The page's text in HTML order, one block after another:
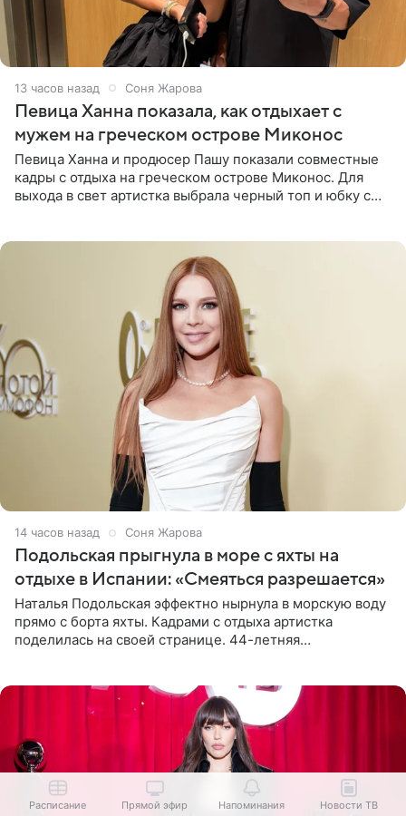
13 часов назад Соня Жарова
Певица Ханна показала, как отдыхает с
мужем на греческом острове Миконос
Певица Ханна и продюсер Пашу показали совместные
кадры с отдыха на греческом острове Миконос. Для
выхода в свет артистка выбрала черный топ и юбку с
14 часов назад Соня Жарова
Подольская прыгнула в море с яхты на
отдыхе в Испании: «Смеяться разрешается»
Наталья Подольская эффектно нырнула в морскую воду
прямо с борта яхты. Кадрами с отдыха артистка
поделилась на своей странице. 44-летняя
Расписание Прямой эфир Напоминания Новости ТВ